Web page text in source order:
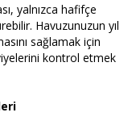
yalnızca hafifçe
Havuzunuzun yıl
sağlamak için
kontrol etmek